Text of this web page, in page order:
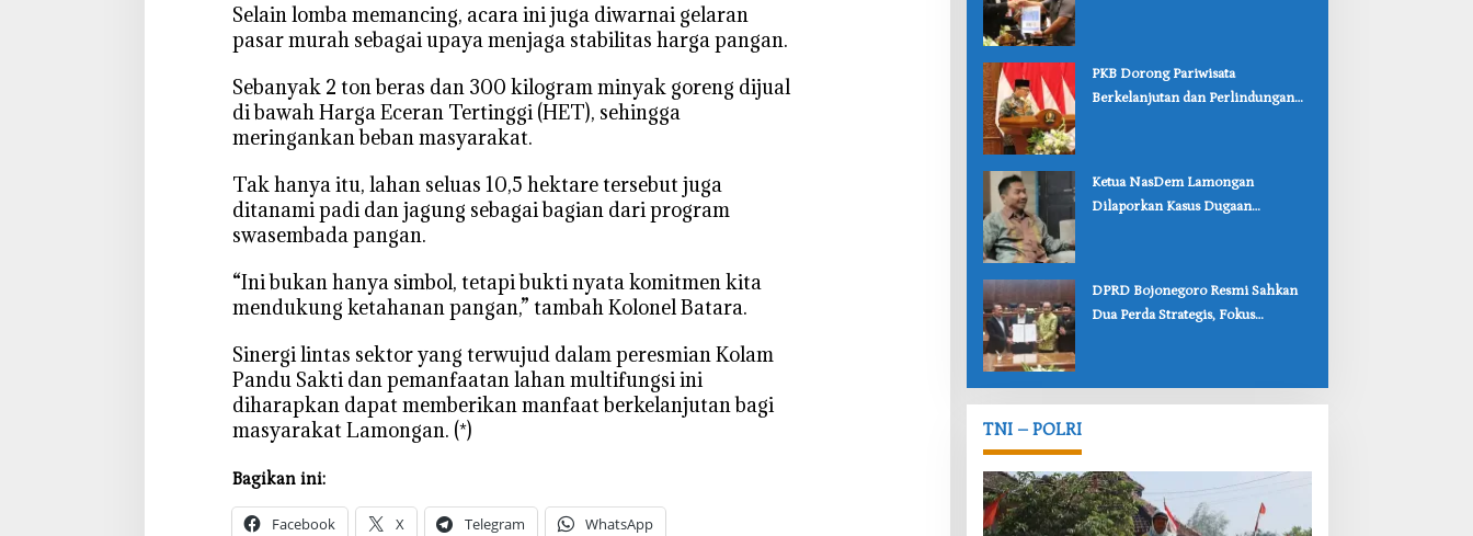
o
n
a
n
‎Selain lomba memancing, acara ini juga diwarnai gelaran
pasar murah sebagai upaya menjaga stabilitas harga pangan.
‎Sebanyak 2 ton beras dan 300 kilogram minyak goreng dijual
di bawah Harga Eceran Tertinggi (HET), sehingga
meringankan beban masyarakat.
‎Tak hanya itu, lahan seluas 10,5 hektare tersebut juga
ditanami padi dan jagung sebagai bagian dari program
swasembada pangan.
‎“Ini bukan hanya simbol, tetapi bukti nyata komitmen kita
mendukung ketahanan pangan,” tambah Kolonel Batara.
‎Sinergi lintas sektor yang terwujud dalam peresmian Kolam
Pandu Sakti dan pemanfaatan lahan multifungsi ini
diharapkan dapat memberikan manfaat berkelanjutan bagi
masyarakat Lamongan. (*)
Bagikan ini:
Facebook X Telegram WhatsApp
‎PKB Dorong Pariwisata
Berkelanjutan dan Perlindungan
‎Ketua NasDem Lamongan
Dilaporkan Kasus Dugaan
‎DPRD Bojonegoro Resmi Sahkan
Dua Perda Strategis, Fokus
TNI – POLRI